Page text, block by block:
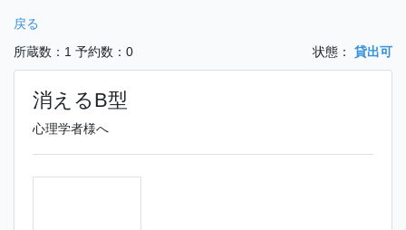
戻る
所蔵数：1 予約数：0 状態： 貸出可
消えるB型
心理学者様へ